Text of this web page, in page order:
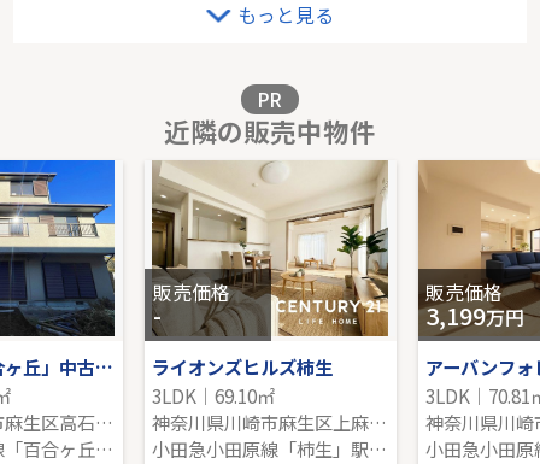
販売価格を見る
-｜4LDK｜101.43㎡｜南
販売価格を見る
もっと見る
PR
近隣の販売中物件
小田急線「百合ヶ丘」中古戸建
神奈川県川崎市麻生区高石４丁目
小田急小田原線「百合ヶ丘」駅 徒歩8分
販売価格
-
ライオンズヒルズ柿生
3LDK｜69.10㎡
神奈川県川崎市麻生区上麻生６丁目
小田急小田原線「柿生」駅 徒歩7分
販売価格
3,199万円
アーバンフ
3LDK｜70.81